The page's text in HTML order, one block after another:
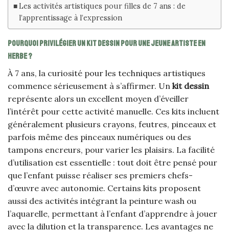
Les activités artistiques pour filles de 7 ans : de
l’apprentissage à l’expression
Pourquoi privilégier un kit dessin pour une jeune artiste en
herbe ?
À 7 ans, la curiosité pour les techniques artistiques
commence sérieusement à s’affirmer. Un kit dessin
représente alors un excellent moyen d’éveiller
l’intérêt pour cette activité manuelle. Ces kits incluent
généralement plusieurs crayons, feutres, pinceaux et
parfois même des pinceaux numériques ou des
tampons encreurs, pour varier les plaisirs. La facilité
d’utilisation est essentielle : tout doit être pensé pour
que l’enfant puisse réaliser ses premiers chefs-
d’œuvre avec autonomie. Certains kits proposent
aussi des activités intégrant la peinture wash ou
l’aquarelle, permettant à l’enfant d’apprendre à jouer
avec la dilution et la transparence. Les avantages ne